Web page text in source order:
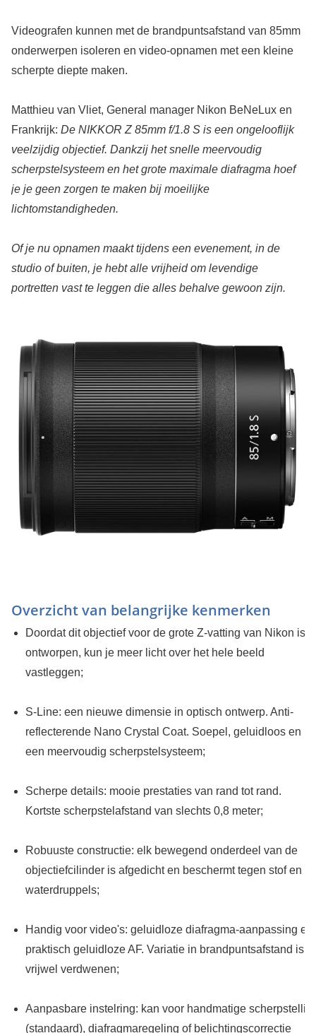
Videografen kunnen met de brandpuntsafstand van 85mm
onderwerpen isoleren en video-opnamen met een kleine
scherpte diepte maken.
Matthieu van Vliet, General manager Nikon BeNeLux en
Frankrijk: De NIKKOR Z 85mm f/1.8 S is een ongelooflijk
veelzijdig objectief. Dankzij het snelle meervoudig
scherpstelsysteem en het grote maximale diafragma hoef
je je geen zorgen te maken bij moeilijke
lichtomstandigheden.
Of je nu opnamen maakt tijdens een evenement, in de
studio of buiten, je hebt alle vrijheid om levendige
portretten vast te leggen die alles behalve gewoon zijn.
Overzicht van belangrijke kenmerken
Doordat dit objectief voor de grote Z-vatting van Nikon is
ontworpen, kun je meer licht over het hele beeld
vastleggen;
S-Line: een nieuwe dimensie in optisch ontwerp. Anti-
reflecterende Nano Crystal Coat. Soepel, geluidloos en
een meervoudig scherpstelsysteem;
Scherpe details: mooie prestaties van rand tot rand.
Kortste scherpstelafstand van slechts 0,8 meter;
Robuuste constructie: elk bewegend onderdeel van de
objectiefcilinder is afgedicht en beschermt tegen stof en
waterdruppels;
Handig voor video's: geluidloze diafragma-aanpassing en
praktisch geluidloze AF. Variatie in brandpuntsafstand is
vrijwel verdwenen;
Aanpasbare instelring: kan voor handmatige
(standaard), diafragmaregeling of belichtingscorrectie